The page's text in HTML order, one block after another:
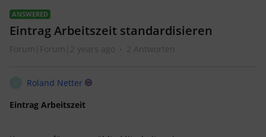
ANSWERED
Eintrag Arbeitszeit standardisieren
Forum|Forum|2 years ago 2 Antworten
Roland Netter
Eintrag Arbeitszeit